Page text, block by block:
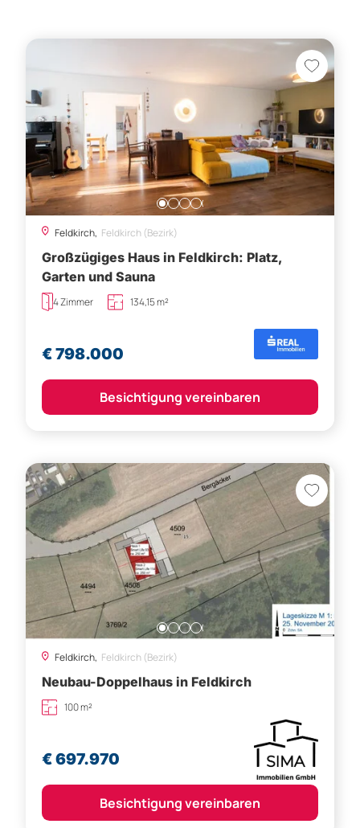
Feldkirch, Feldkirch (Bezirk)
Großzügiges Haus in Feldkirch: Platz,
Garten und Sauna
4 Zimmer 134,15 m²
€ 798.000
Besichtigung vereinbaren
Feldkirch, Feldkirch (Bezirk)
Neubau-Doppelhaus in Feldkirch
100 m²
€ 697.970
Besichtigung vereinbaren